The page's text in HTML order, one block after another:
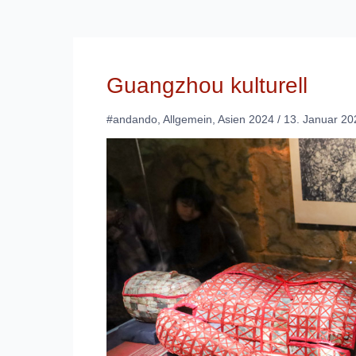
Guangzhou kulturell
#andando Allgemein Asien 2024 / 13. Januar